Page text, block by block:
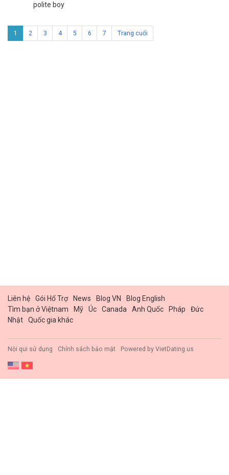
polite boy
1 2 3 4 5 6 7 Trang cuối
Liên hệ Gói Hổ Trợ News Blog VN
Blog English
Tìm bạn ở Việtnam
Mỹ Úc Canada Anh Quốc Pháp
Đức
Nhật
Quốc gia khác
Nội qui sử dụng Chính sách bảo mật Powered by VietDating.us